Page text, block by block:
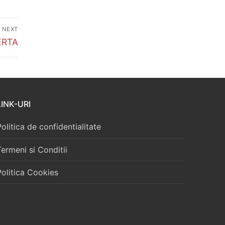
NEXT
URI
de confidentialitate
si Conditii
Cookies